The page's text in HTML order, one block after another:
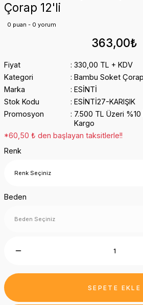
Çorap 12'li
0 puan - 0 yorum
363,00₺
Fiyat
330,00 TL + KDV
Kategori
Bambu Soket Çorap
Marka
ESİNTİ
Stok Kodu
ESİNTİ27-KARIŞIK
Promosyon
7.500 TL Üzeri
Kargo
*60,50 ₺ den başlayan taksitlerle!!
Renk
Beden
SEPETE EKLE